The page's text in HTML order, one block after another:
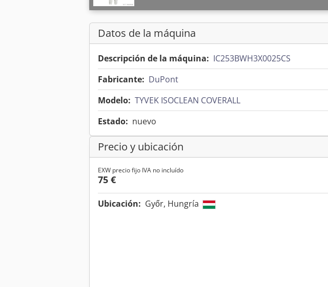
Datos de la máquina
Descripción de la máquina: IC253BWH3X0025CS
Fabricante: DuPont
Modelo: TYVEK ISOCLEAN COVERALL
Estado: nuevo
Precio y ubicación
EXW precio fijo IVA no incluído
75 €
Ubicación: Győr, Hungría